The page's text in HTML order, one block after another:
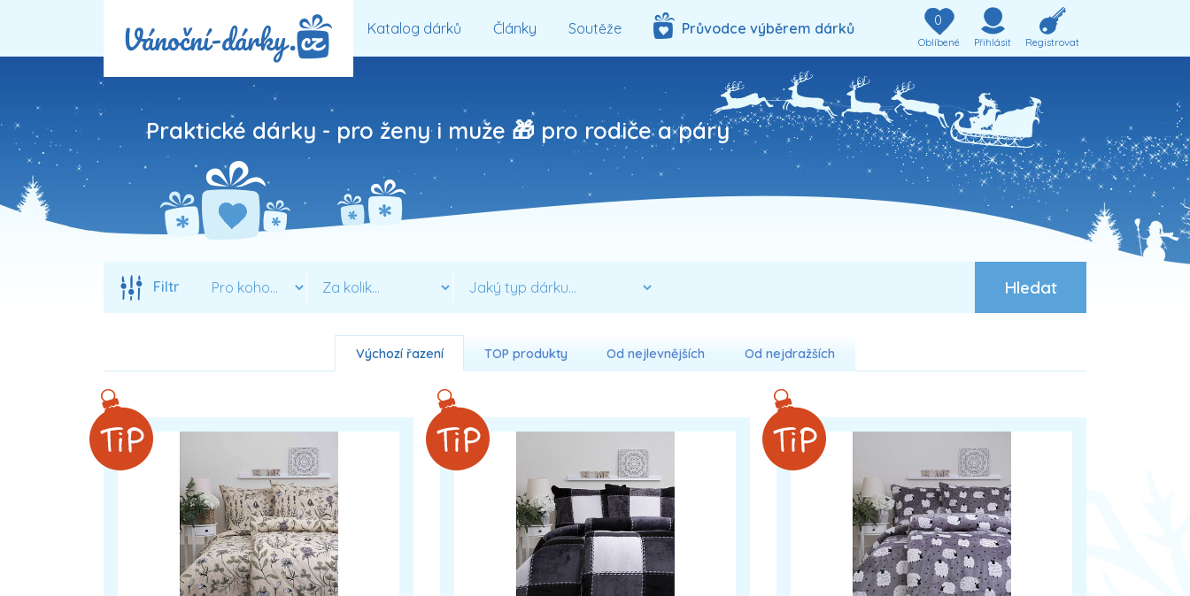
Katalog dárků Články Soutěže Průvodce výběrem dárků 0
Oblíbené Přihlásit Registrovat
Praktické dárky - pro ženy i muže 🎁 pro rodiče a páry
Filtr
Výchozí řazení TOP produkty Od nejlevnějších Od nejdražších